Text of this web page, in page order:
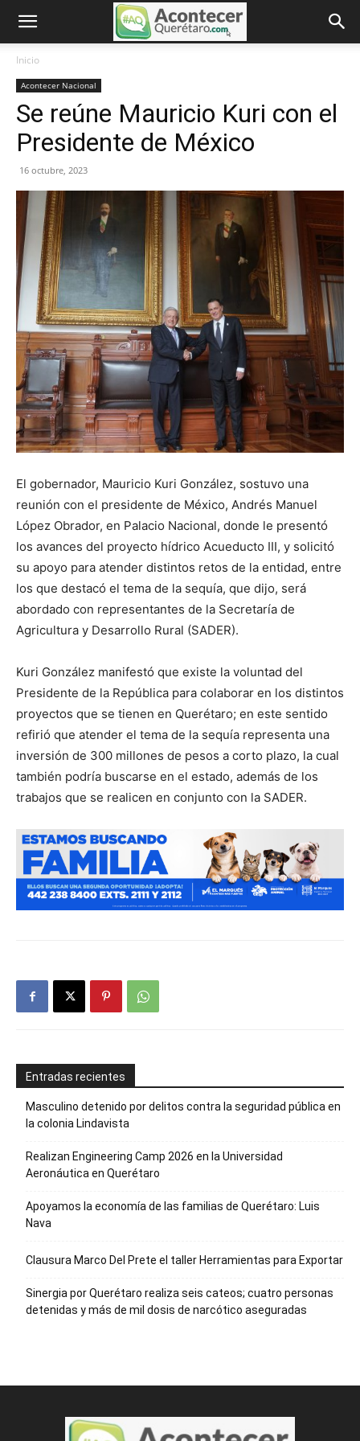
Inicio
Acontecer Nacional
Se reúne Mauricio Kuri con el
Presidente de México
16 octubre, 2023
El gobernador, Mauricio Kuri González, sostuvo una
reunión con el presidente de México, Andrés Manuel
López Obrador, en Palacio Nacional, donde le presentó
los avances del proyecto hídrico Acueducto III, y solicitó
su apoyo para atender distintos retos de la entidad, entre
los que destacó el tema de la sequía, que dijo, será
abordado con representantes de la Secretaría de
Agricultura y Desarrollo Rural (SADER).
Kuri González manifestó que existe la voluntad del
Presidente de la República para colaborar en los distintos
proyectos que se tienen en Querétaro; en este sentido
refirió que atender el tema de la sequía representa una
inversión de 300 millones de pesos a corto plazo, la cual
también podría buscarse en el estado, además de los
trabajos que se realicen en conjunto con la SADER.
Entradas recientes
Masculino detenido por delitos contra la seguridad pública en
la colonia Lindavista
Realizan Engineering Camp 2026 en la Universidad
Aeronáutica en Querétaro
Apoyamos la economía de las familias de Querétaro: Luis
Nava
Clausura Marco Del Prete el taller Herramientas para Exportar
Sinergia por Querétaro realiza seis cateos; cuatro personas
detenidas y más de mil dosis de narcótico aseguradas